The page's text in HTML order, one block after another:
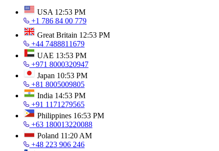
USA 12:53 PM
+1 786 84 00 779
Great Britain 12:53 PM
+44 7488811679
UAE 13:53 PM
+971 8000320947
Japan 10:53 PM
+81 8005009805
India 14:53 PM
+91 1171279565
Philippines 16:53 PM
+63 180013220088
Poland 11:20 AM
+48 223 906 246